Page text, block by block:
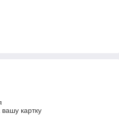
картку